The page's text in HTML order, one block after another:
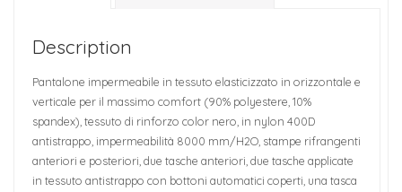
Description
Pantalone impermeabile in tessuto elasticizzato in orizzontale e
verticale per il massimo comfort (90% polyestere, 10%
spandex), tessuto di rinforzo color nero, in nylon 400D
antistrappo, impermeabilità 8000 mm/H2O, stampe rifrangenti
anteriori e posteriori, due tasche anteriori, due tasche applicate
in tessuto antistrappo con bottoni automatici coperti, una tasca